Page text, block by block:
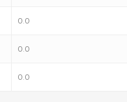
0.0
0.0
0.0